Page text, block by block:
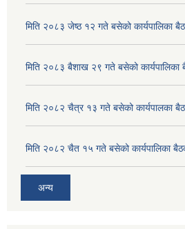
मिति २०८३ जेष्ठ १२ गते बसेको कार्यपालिका
मिति २०८३ बैशाख २९ गते बसेको कार्यपालिका
मिति २०८२ चैत्र १३ गते बसेको कार्यपालका
मिति २०८२ चैत १५ गते बसेको कार्यपालिका
अन्य